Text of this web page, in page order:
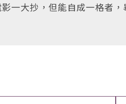
一大抄，但能自成一格者，